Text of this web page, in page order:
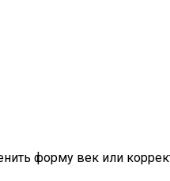
форму век или